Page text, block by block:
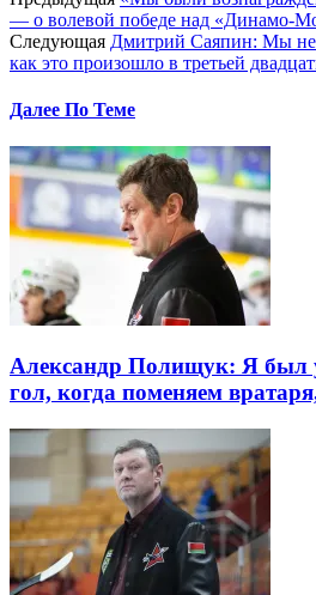
— о волевой победе над «Динамо-
Следующая Дмитрий Саяпин: Мы не
как это произошло в третьей
Далее По Теме
Александр Полищук: Я был
гол, когда поменяем